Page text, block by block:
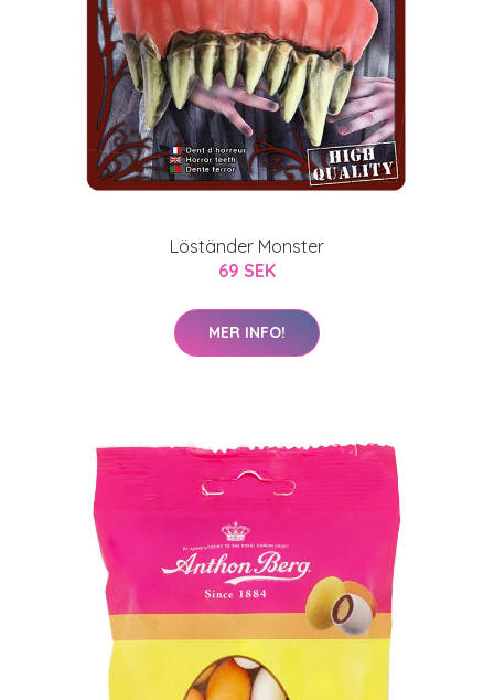
Löständer Monster
69 SEK
MER INFO!